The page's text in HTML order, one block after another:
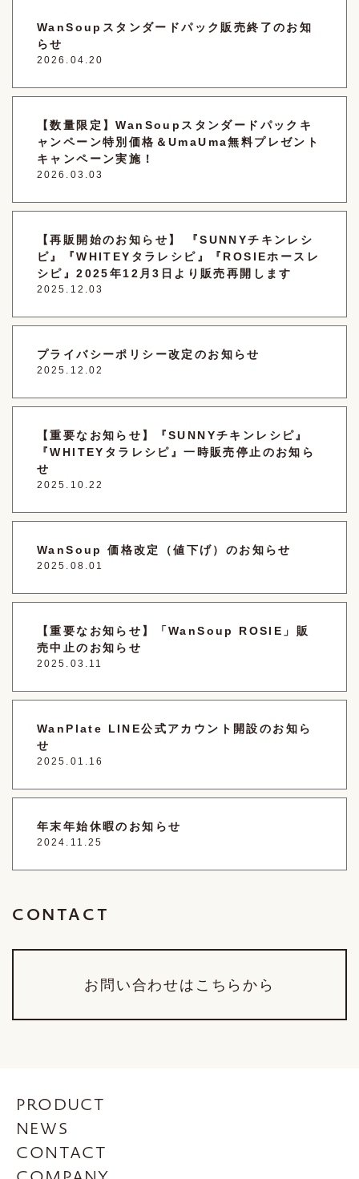
WanSoupスタンダードパック販売終了のお知
らせ
2026.04.20
【数量限定】WanSoupスタンダードパックキ
ャンペーン特別価格＆UmaUma無料プレゼント
キャンペーン実施！
2026.03.03
【再販開始のお知らせ】 『SUNNYチキンレシ
ピ』『WHITEYタラレシピ』『ROSIEホースレ
シピ』2025年12月3日より販売再開します
2025.12.03
プライバシーポリシー改定のお知らせ
2025.12.02
【重要なお知らせ】『SUNNYチキンレシピ』
『WHITEYタラレシピ』一時販売停止のお知ら
せ
2025.10.22
WanSoup 価格改定（値下げ）のお知らせ
2025.08.01
【重要なお知らせ】「WanSoup ROSIE」販
売中止のお知らせ
2025.03.11
WanPlate LINE公式アカウント開設のお知ら
せ
2025.01.16
年末年始休暇のお知らせ
2024.11.25
CONTACT
お問い合わせはこちらから
PRODUCT
NEWS
CONTACT